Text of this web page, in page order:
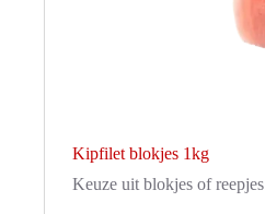
Kipfilet blokjes 1kg
Keuze uit blokjes of reepjes